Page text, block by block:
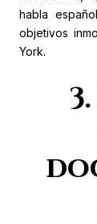
habla
objetivos
York.